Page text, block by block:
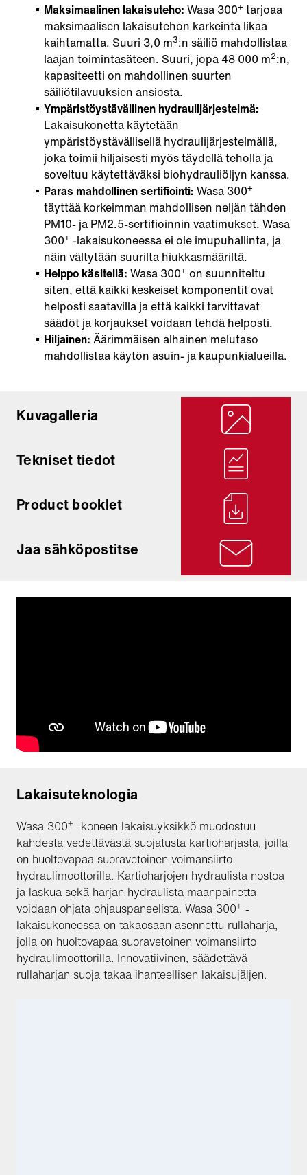
Maksimaalinen lakaisuteho: Wasa 300+ tarjoaa
maksimaalisen lakaisutehon karkeinta likaa
kaihtamatta. Suuri 3,0 m3:n säiliö mahdollistaa
laajan toimintasäteen. Suuri, jopa 48 000 m2:n,
kapasiteetti on mahdollinen suurten
säiliötilavuuksien ansiosta.
Ympäristöystävällinen hydraulijärjestelmä:
Lakaisukonetta käytetään
ympäristöystävällisellä hydraulijärjestelmällä,
joka toimii hiljaisesti myös täydellä teholla ja
soveltuu käytettäväksi biohydrauliöljyn kanssa.
Paras mahdollinen sertifiointi: Wasa 300+
täyttää korkeimman mahdollisen neljän tähden
PM10- ja PM2.5-sertifioinnin vaatimukset. Wasa
300+ -lakaisukoneessa ei ole imupuhallinta, ja
näin vältytään suurilta hiukkasmääriltä.
Helppo käsitellä: Wasa 300+ on suunniteltu
siten, että kaikki keskeiset komponentit ovat
helposti saatavilla ja että kaikki tarvittavat
säädöt ja korjaukset voidaan tehdä helposti.
Hiljainen: Äärimmäisen alhainen melutaso
mahdollistaa käytön asuin- ja kaupunkialueilla.
Kuvagalleria
Tekniset tiedot
Product booklet
Jaa sähköpostitse
Lakaisuteknologia
Wasa 300+ -koneen lakaisuyksikkö muodostuu
kahdesta vedettävästä suojatusta kartioharjasta, joilla
on huoltovapaa suoravetoinen voimansiirto
hydraulimoottorilla. Kartioharjojen hydraulista nostoa
ja laskua sekä harjan hydraulista maanpainetta
voidaan ohjata ohjauspaneelista. Wasa 300+ -
lakaisukoneessa on takaosaan asennettu rullaharja,
jolla on huoltovapaa suoravetoinen voimansiirto
hydraulimoottorilla. Innovatiivinen, säädettävä
rullaharjan suoja takaa ihanteellisen lakaisujäljen.